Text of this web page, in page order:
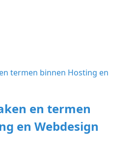
en termen
en Webdesign